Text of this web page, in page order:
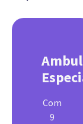
Com
9